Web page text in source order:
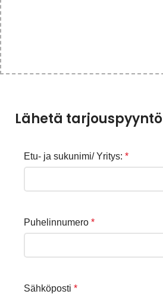
Lähetä tarjouspyyntö
Etu- ja sukunimi/ Yritys: *
Puhelinnumero *
Sähköposti *